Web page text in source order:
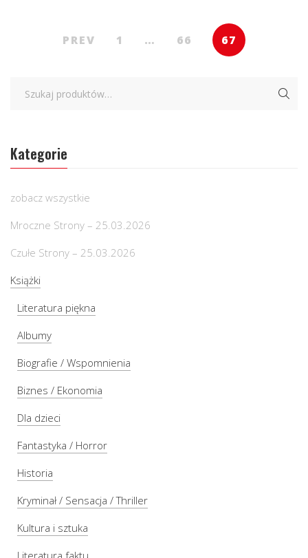
PREV 1 … 66 67
Kategorie
zobacz wszystkie
Mroczne Strony – 25.03.2026
Czułe Strony – 25.03.2026
Książki
Literatura piękna
Albumy
Biografie / Wspomnienia
Biznes / Ekonomia
Dla dzieci
Fantastyka / Horror
Historia
Kryminał / Sensacja / Thriller
Kultura i sztuka